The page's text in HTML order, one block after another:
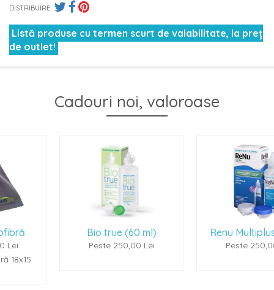
DISTRIBUIRE:
Listă produse cu termen scurt de valabilitate, la preț
de outlet!
Cadouri noi, valoroase
Bio true (60 ml)
Peste 250,00 Lei
Renu Multiplus (60ml)
Peste 250,00 Lei